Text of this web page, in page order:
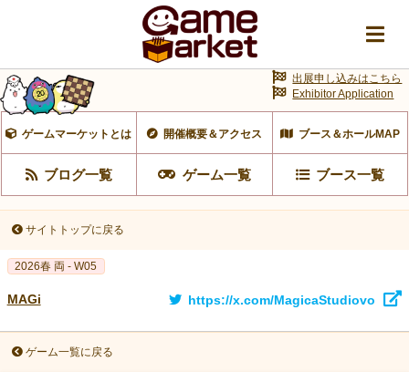
ゲームマーケットとは 開催概要＆アクセス ブース＆ホールMAP
ブログ一覧 ゲーム一覧 ブース一覧
出展申し込みはこちら
Exhibitor Application
サイトトップに戻る
2026春 両 - W05
MAGi https://x.com/MagicaStudiovo
ゲーム一覧に戻る